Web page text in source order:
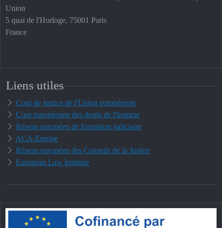
Union
5 quai de l'Horloge, 75001 Paris
France
Liens utiles
Cour de justice de l'Union européenne
Cour européenne des droits de l'homme
Réseau européen de formation judiciaire
ACA-Europe
Réseau européen des Conseils de la Justice
European Law Institute